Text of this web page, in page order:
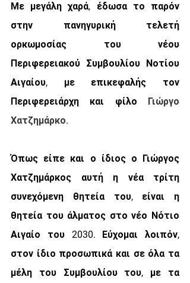
Με μεγάλη χαρά, έδωσα το παρόν
στην πανηγυρική τελετή
ορκωμοσίας του νέου
Περιφερειακού Συμβουλίου Νοτίου
Αιγαίου, με επικεφαλής τον
Περιφερειάρχη και φίλο Γιώργο
Χατζημάρκο.
Όπως είπε και ο ίδιος ο Γιώργος
Χατζημάρκος αυτή η νέα τρίτη
συνεχόμενη θητεία του, είναι η
θητεία του άλματος στο νέο Νότιο
Αιγαίο του 2030. Εύχομαι λοιπόν,
στον ίδιο προσωπικά και σε όλα τα
μέλη του Συμβουλίου του, με τα